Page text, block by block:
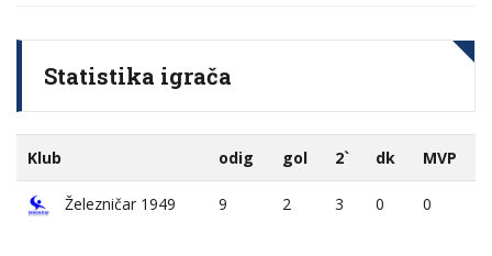
Statistika igrača
Klub odig gol 2` dk MVP
Železničar 1949 9 2 3 0 0